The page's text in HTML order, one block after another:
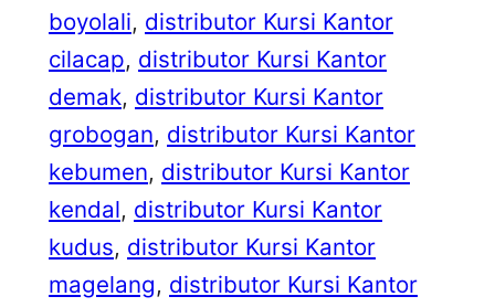
boyolali, distributor Kursi Kantor
cilacap, distributor Kursi Kantor
demak, distributor Kursi Kantor
grobogan, distributor Kursi Kantor
kebumen, distributor Kursi Kantor
kendal, distributor Kursi Kantor
kudus, distributor Kursi Kantor
magelang, distributor Kursi Kantor